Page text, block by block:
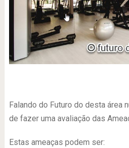
Falando do Futuro do desta área
de fazer uma avaliação das
Estas ameaças podem ser: